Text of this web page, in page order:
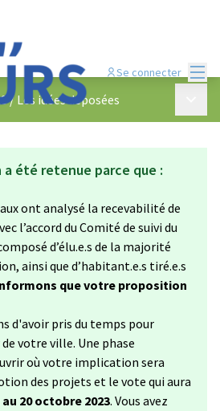
Se connecter
/ Les idées déposées
été retenue parce que :
ont analysé la recevabilité de
l’accord du Comité de suivi du
d’élu.e.s de la majorité
ainsi que d’habitant.e.s tiré.e.s
que votre proposition
d'avoir pris du temps pour
votre ville. Une phase
où votre implication sera
des projets et le vote qui aura
20 octobre 2023. Vous avez